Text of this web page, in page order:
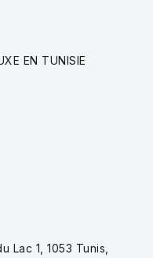
EN TUNISIE
Lac 1, 1053 Tunis,